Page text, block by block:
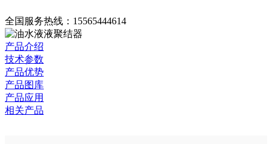
全国服务热线： 15565444614
产品介绍
技术参数
产品优势
产品图库
产品应用
相关产品